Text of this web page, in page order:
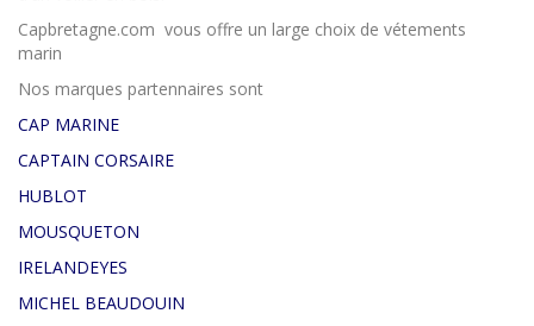
Capbretagne.com vous offre un large choix de vétements
marin
Nos marques partennaires sont
CAP MARINE
CAPTAIN CORSAIRE
HUBLOT
MOUSQUETON
IRELANDEYES
MICHEL BEAUDOUIN